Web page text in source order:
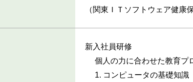
（関東ＩＴソフトウェア健康
新入社員研修
個人の力に合わせた教育プ
1. コンピュータの基礎知識